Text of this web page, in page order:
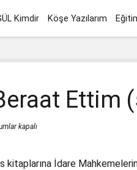
Kimdir Köşe Yazılarım
Ettim
kapalı
İdare